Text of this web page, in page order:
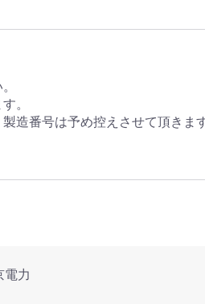
。
造番号は予め控えさせて頂きま
電力